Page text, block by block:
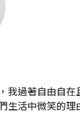
我過著自由自
生活中微笑的理